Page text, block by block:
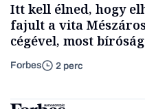
Itt kell élned, hogy
fajult a vita
cégével, most
Forbes 2 perc